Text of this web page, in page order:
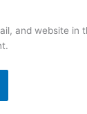
and website in